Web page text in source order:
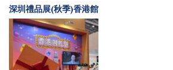
深圳禮品展(秋季)香港館